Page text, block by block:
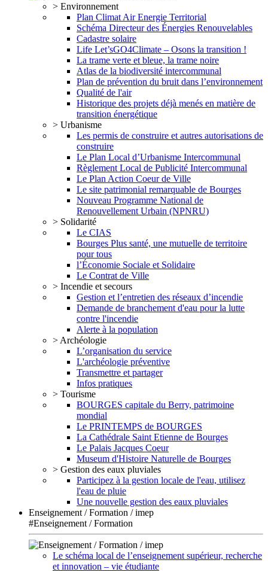
> Environnement
Plan Climat Air Energie Territorial
Schéma Directeur des Énergies Renouvelables
Cadastre solaire
Life Let’sGO4Climate – Osons la transition !
La trame verte et bleue, la trame noire
Atlas de la biodiversité intercommunal
Plan de prévention du bruit dans l’environnement
Qualité de l'air
Historique des projets déjà menés en matière de
transition énergétique
> Urbanisme
Les permis de construire et autres autorisations de
construire
Le Plan Local d’Urbanisme Intercommunal
Règlement Local de Publicité Intercommunal
Le Plan Action Coeur de Ville
Le site patrimonial remarquable de Bourges
Nouveau Programme National de
Renouvellement Urbain (NPNRU)
> Solidarité
Le CIAS
Bourges Plus santé, une mutuelle de territoire
pour tous
l’Économie Sociale et Solidaire
Le Contrat de Ville
> Incendie et secours
Gestion et l’entretien des réseaux d’incendie
Demande de branchement d'eau pour la lutte
contre l'incendie
Alerte à la population
> Archéologie
L’organisation du service
L'archéologie préventive
Transmettre et partager
Infos pratiques
> Tourisme
BOURGES capitale du Berry, patrimoine
mondial
Le PRINTEMPS de BOURGES
La Cathédrale Saint Etienne de Bourges
Le Palais Jacques Coeur
Museum d'Histoire Naturelle de Bourges
> Gestion des eaux pluviales
Participez à la gestion locale de l'eau, utilisez
l'eau de pluie
Une nouvelle gestion des eaux pluviales
Enseignement / Formation / imep
#Enseignement / Formation
Le schéma local de l’enseignement supérieur, recherche
et innovation – vie étudiante